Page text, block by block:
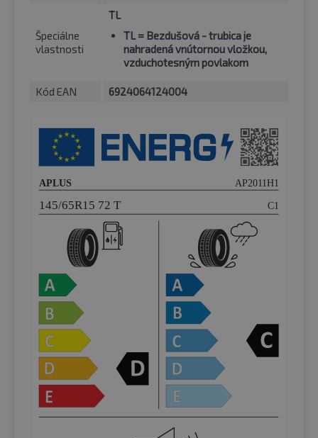
Špeciálne
vlastnosti
TL
TL = Bezdušová - trubica je
nahradená vnútornou vložkou,
vzduchotesným povlakom
Kód EAN 6924064124004